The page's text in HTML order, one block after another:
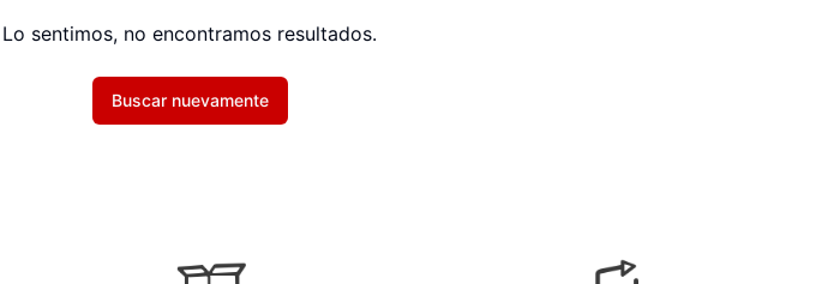
Lo sentimos, no encontramos resultados.
Buscar nuevamente